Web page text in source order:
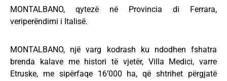
MONTALBANO, qytezë në Provincia di Ferrara,
veriperëndimi i Italisë.
MONTALBANO, një varg kodrash ku ndodhen fshatra
brenda kalave me histori të vjetër, Villa Medici, varre
Etruske, me sipërfaqe 16’000 ha, që shtrihet përgjatë